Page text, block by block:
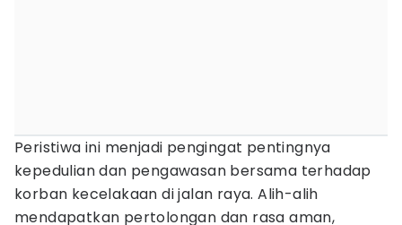
Peristiwa ini menjadi pengingat pentingnya
kepedulian dan pengawasan bersama terhadap
korban kecelakaan di jalan raya. Alih-alih
mendapatkan pertolongan dan rasa aman,